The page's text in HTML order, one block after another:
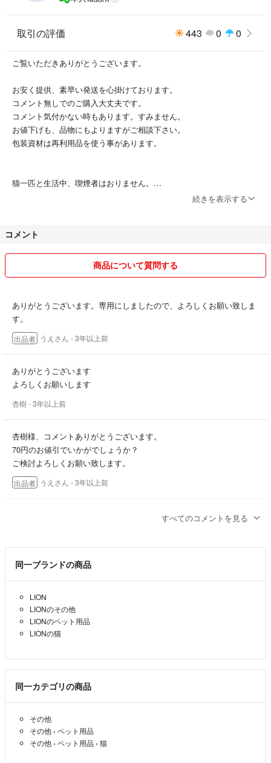
取引の評価 443 0 0
ご覧いただきありがとうございます。
お安く提供、素早い発送を心掛けております。
コメント無しでのご購入大丈夫です。
コメント気付かない時もあります。すみません。
お値下げも、品物にもよりますがご相談下さい。
包装資材は再利用品を使う事があります。
猫一匹と生活中、喫煙者はおりません。
続きを表示する
コメント
商品について質問する
ありがとうございます。専用にしましたので、よろしくお願い致しま
す。
出品者 うえさん - 3年以上前
ありがとうございます
よろしくお願いします
杏樹- 3年以上前
杏樹様、コメントありがとうございます。
70円のお値引でいかがでしょうか？
ご検討よろしくお願い致します。
出品者 うえさん - 3年以上前
杏樹 - 3年以上前
お返事ありがとうごさいます
検討させて頂きます
まお - 3年以上前
まお様コメントありがとうございます。
70円引きでいかがでしょうか？
ご検討よろしくお願い致します。
出品者 うえさん- 3年以上前
突然失礼します
不躾なお願いなのですが、100円ほどお値引きお願い出来ませんでし
すべてのコメントを見る
同一ブランドの商品
LION
LIONのその他
LIONのペット用品
LIONの猫
同一カテゴリの商品
その他
その他 › ペット用品
その他 › ペット用品 › 猫